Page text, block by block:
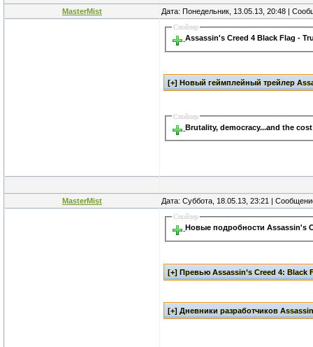
MasterMist Дата: Понедельник, 13.05.13, 20:48 |
Спойлер
Assassin's Creed 4 Black Flag -
Спойлер
Brutality, democracy...and the
MasterMist Дата: Суббота, 18.05.13, 23:21 |
Спойлер
Новые подробности Assassin's